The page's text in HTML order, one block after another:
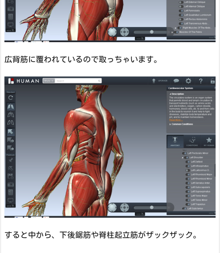
広背筋に覆われているので取っちゃいます。
すると中から、下後鋸筋や脊柱起立筋がザックザック。